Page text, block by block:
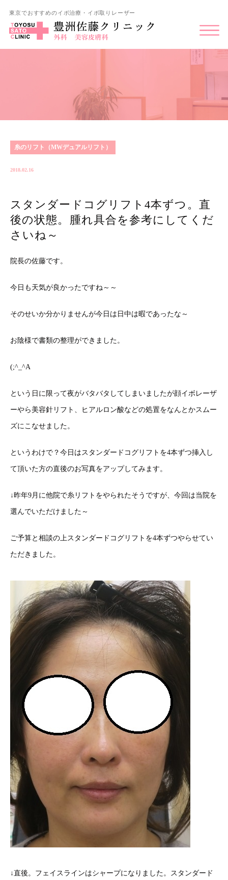
東京でおすすめのイボ治療・イボ取りレーザー
糸のリフト（MWデュアルリフト）
2018.02.16
スタンダードコグリフト4本ずつ。直
後の状態。腫れ具合を参考にしてくだ
さいね～
院長の佐藤です。
今日も天気が良かったですね～～
そのせいか分かりませんが今日は日中は暇であったな～
お陰様で書類の整理ができました。
(;^_^A
という日に限って夜がバタバタしてしまいましたが顔イボレーザ
ーやら美容針リフト、ヒアルロン酸などの処置をなんとかスムー
ズにこなせました。
というわけで？今日はスタンダードコグリフトを4本ずつ挿入し
て頂いた方の直後のお写真をアップしてみます。
↓昨年9月に他院で糸リフトをやられたそうですが、今回は当院を
選んでいただけました～
ご予算と相談の上スタンダードコグリフトを4本ずつやらせてい
ただきました。
↓直後。フェイスラインはシャープになりました。スタンダード